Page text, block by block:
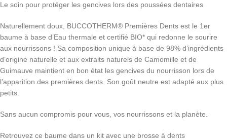
Le soin pour protéger les gencives lors des poussées dentaires
Naturellement doux, BUCCOTHERM® Premières Dents est le 1er
baume à base d’Eau thermale et certifié BIO* qui redonne le sourire
aux nourrissons ! Sa composition unique à base de 98% d’ingrédients
d’origine naturelle et aux extraits naturels de Camomille et de
Guimauve maintient en bon état les gencives du nourrisson lors de
l’apparition des premières dents. Son goût neutre est adapté aux plus
petits.
Sans aucun compromis pour vous, vos nourrissons et la planète.
Retrouvez ce baume dans un kit avec une brosse à dents